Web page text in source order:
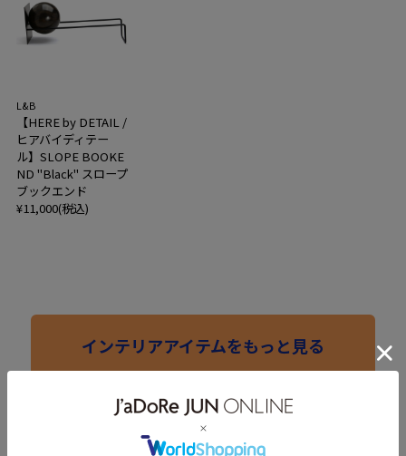
L&B
【HERE by DETAIL /
ヒアバイディテー
ル】SLOPE BOOKE
ND "Black" スロープ
ブックエンド
¥11,000(税込)
インテリアアイテムをもっと見る